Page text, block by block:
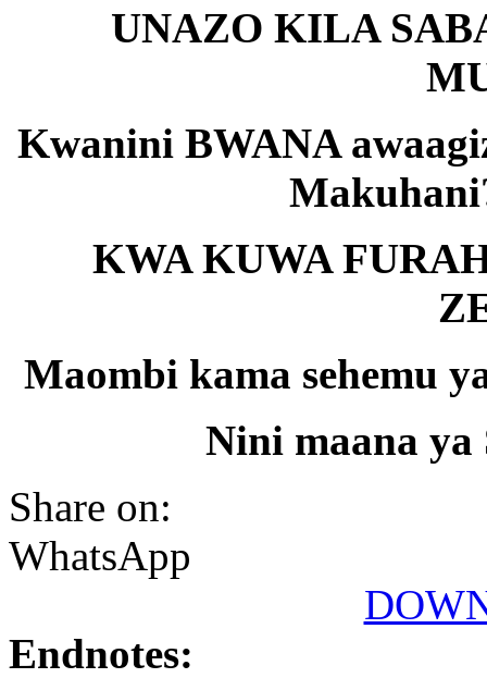
UNAZO KILA
Kwanini BWANA
KWA KUWA
Maombi kama sehemu
Nini maana ya
Share on:
WhatsApp
Endnotes: